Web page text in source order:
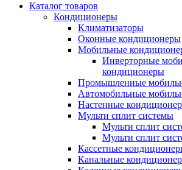
Каталог товаров
Кондиционеры
Климатизаторы
Оконные кондиционеры
Мобильные
Инверторные
кондиционеры
Промышленные
Автомобильные
Настенные
Мульти сплит системы
Мульти сплит
Мульти сплит
Кассетные
Канальные